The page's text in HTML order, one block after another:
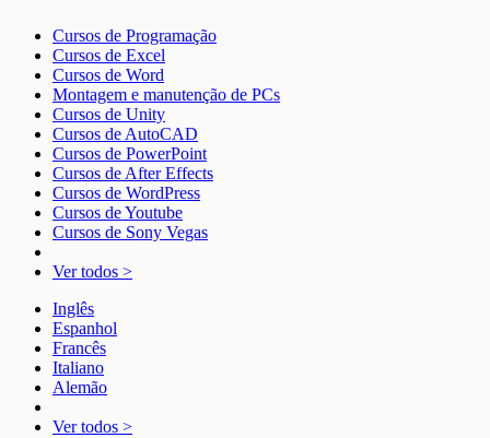
Cursos de Programação
Cursos de Excel
Cursos de Word
Montagem e manutenção de PCs
Cursos de Unity
Cursos de AutoCAD
Cursos de PowerPoint
Cursos de After Effects
Cursos de WordPress
Cursos de Youtube
Cursos de Sony Vegas
Ver todos >
Inglês
Espanhol
Francês
Italiano
Alemão
Ver todos >